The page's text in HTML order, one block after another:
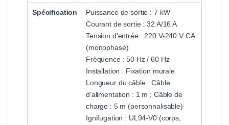
Spécification
Puissance de sortie : 7 kW
Courant de sortie : 32 A/16 A
Tension d’entrée : 220 V-240 V CA
(monophasé)
Fréquence : 50 Hz / 60 Hz
Installation : Fixation murale
Longueur du câble : Câble
d’alimentation : 1 m ; Câble de
charge : 5 m (personnalisable)
Ignifugation : UL94-V0 (corps,